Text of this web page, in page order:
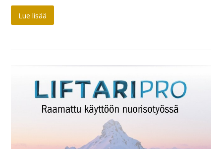
Lue lisää